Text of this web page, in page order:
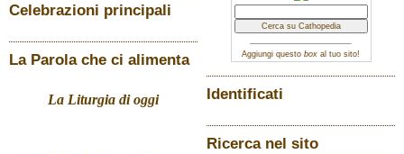
Celebrazioni principali
La Parola che ci alimenta
La Liturgia di oggi
Aggiungi questo box al tuo sito!
Identificati
Ricerca nel sito